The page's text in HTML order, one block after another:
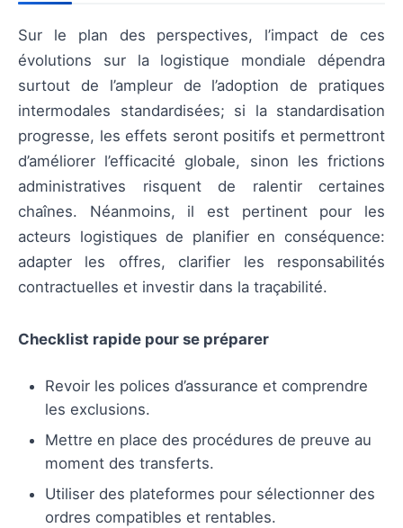
Sur le plan des perspectives, l’impact de ces
évolutions sur la logistique mondiale dépendra
surtout de l’ampleur de l’adoption de pratiques
intermodales standardisées; si la standardisation
progresse, les effets seront positifs et permettront
d’améliorer l’efficacité globale, sinon les frictions
administratives risquent de ralentir certaines
chaînes. Néanmoins, il est pertinent pour les
acteurs logistiques de planifier en conséquence:
adapter les offres, clarifier les responsabilités
contractuelles et investir dans la traçabilité.
Checklist rapide pour se préparer
Revoir les polices d’assurance et comprendre
les exclusions.
Mettre en place des procédures de preuve au
moment des transferts.
Utiliser des plateformes pour sélectionner des
ordres compatibles et rentables.